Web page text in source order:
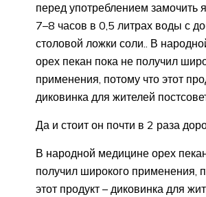
перед употреблением замочить
7–8 часов в 0,5 литрах воды с
столовой ложки соли.. В
орех пекан пока не получил
применения, потому что этот
диковинка для жителей
Да и стоит он почти в 2 раза
В народной медицине орех
получил широкого применения,
этот продукт – диковинка для